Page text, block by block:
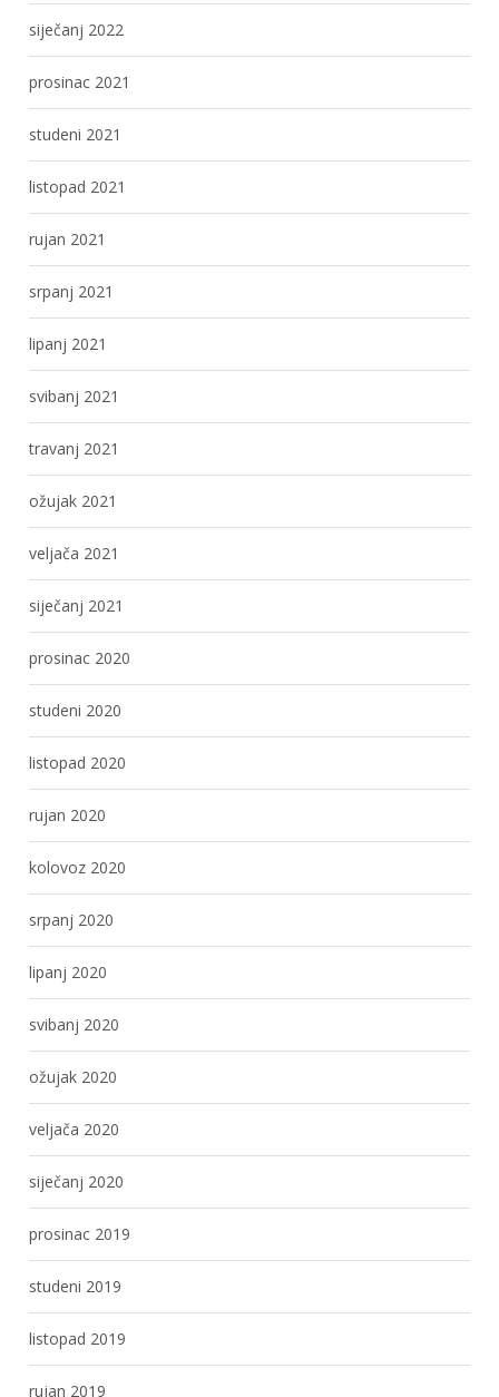
siječanj 2022
prosinac 2021
studeni 2021
listopad 2021
rujan 2021
srpanj 2021
lipanj 2021
svibanj 2021
travanj 2021
ožujak 2021
veljača 2021
siječanj 2021
prosinac 2020
studeni 2020
listopad 2020
rujan 2020
kolovoz 2020
srpanj 2020
lipanj 2020
svibanj 2020
ožujak 2020
veljača 2020
siječanj 2020
prosinac 2019
studeni 2019
listopad 2019
rujan 2019